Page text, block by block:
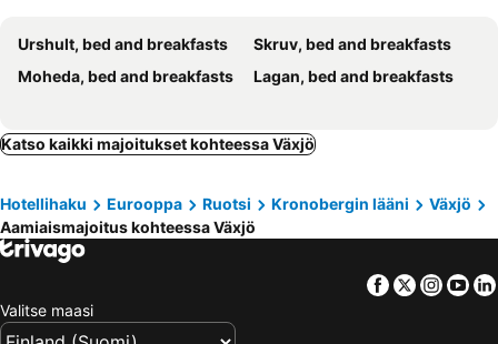
Urshult, bed and breakfasts
Skruv, bed and breakfasts
Moheda, bed and breakfasts
Lagan, bed and breakfasts
Katso kaikki majoitukset kohteessa Växjö
Hotellihaku Eurooppa Ruotsi Kronobergin lääni
Växjö
Aamiaismajoitus kohteessa Växjö
Facebook
Twitter
Valitse maasi